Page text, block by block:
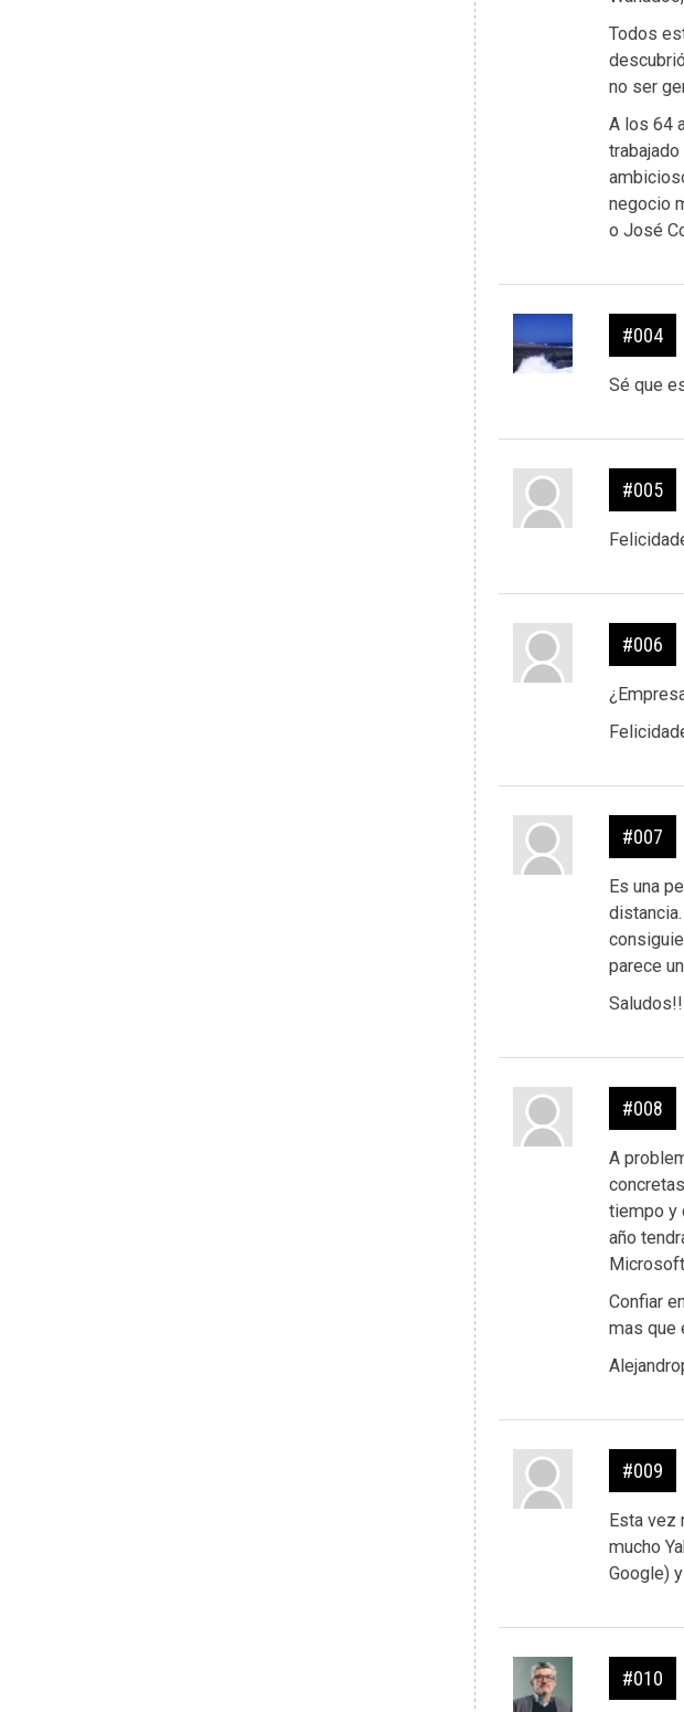
Todos
no ser
A los 64
negocio
o José
#004
Sé que
#005
#006
#007
Es una
parece
Saludos!!
#008
A
tiempo y
año
Confiar
mas que
#009
Esta vez
mucho
Google)
#010